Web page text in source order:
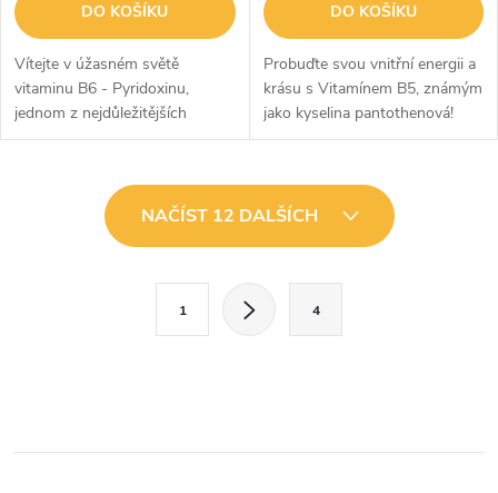
DO KOŠÍKU
Vítejte v úžasném světě
vitaminu B6 - Pyridoxinu,
jednom z nejdůležitějších
vitamínů B-komplexu pro vaše
DO KOŠÍKU
Probuďte svou vnitřní energii a
krásu s Vitamínem B5, známým
jako kyselina pantothenová!
Tento esenciální vitamín
pokožku, vlasy a nehty zdravé,...
NAČÍST 12 DALŠÍCH
k
1 4